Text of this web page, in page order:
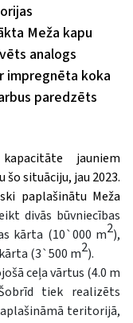
Meža kapu
analogs
impregnēta koka
paredzēts
jauniem
situāciju, jau 2023.
paplašinātu Meža
divās būvniecības
kārta (10`000 m2),
(3`500 m2).
ceļa vārtus (4.0 m
tiek realizēts
teritorijā,